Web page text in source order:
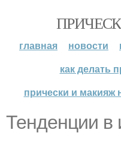
главная новости
как делать
прически и макияж
Тенденции в